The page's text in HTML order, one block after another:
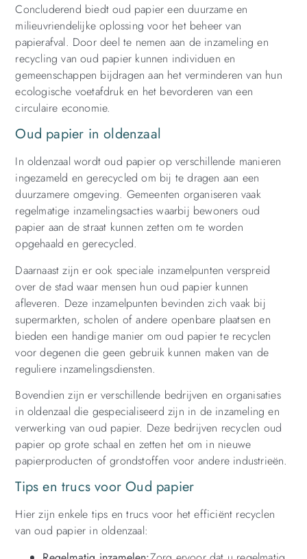
Concluderend biedt oud papier een duurzame en
milieuvriendelijke oplossing voor het beheer van
papierafval. Door deel te nemen aan de inzameling en
recycling van oud papier kunnen individuen en
gemeenschappen bijdragen aan het verminderen van hun
ecologische voetafdruk en het bevorderen van een
circulaire economie.
Oud papier in oldenzaal
In oldenzaal wordt oud papier op verschillende manieren
ingezameld en gerecycled om bij te dragen aan een
duurzamere omgeving. Gemeenten organiseren vaak
regelmatige inzamelingsacties waarbij bewoners oud
papier aan de straat kunnen zetten om te worden
opgehaald en gerecycled.
Daarnaast zijn er ook speciale inzamelpunten verspreid
over de stad waar mensen hun oud papier kunnen
afleveren. Deze inzamelpunten bevinden zich vaak bij
supermarkten, scholen of andere openbare plaatsen en
bieden een handige manier om oud papier te recyclen
voor degenen die geen gebruik kunnen maken van de
reguliere inzamelingsdiensten.
Bovendien zijn er verschillende bedrijven en organisaties
in oldenzaal die gespecialiseerd zijn in de inzameling en
verwerking van oud papier. Deze bedrijven recyclen oud
papier op grote schaal en zetten het om in nieuwe
papierproducten of grondstoffen voor andere industrieën.
Tips en trucs voor Oud papier
Hier zijn enkele tips en trucs voor het efficiënt recyclen
van oud papier in oldenzaal: